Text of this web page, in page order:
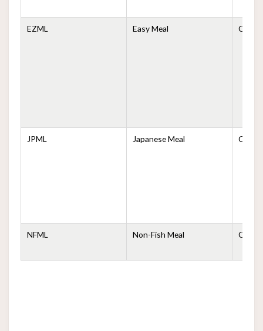
EZML Easy Meal
JPML Japanese Meal
NFML Non-Fish Meal